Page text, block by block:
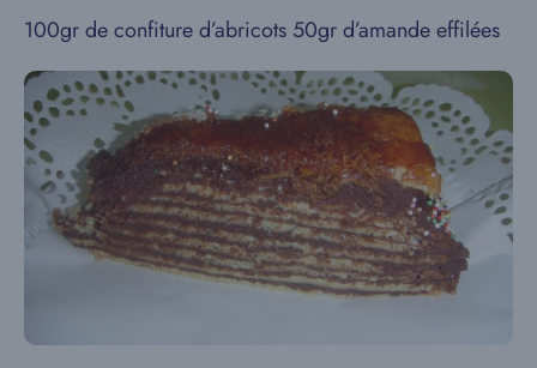
100gr de confiture d’abricots 50gr d’amande effilées